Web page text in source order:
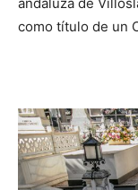
como título de un